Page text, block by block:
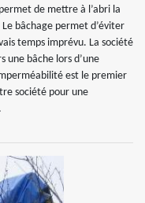
de mettre à l’abri la
bâchage permet d’éviter
temps imprévu. La société
une bâche lors d’une
est le premier
société pour une